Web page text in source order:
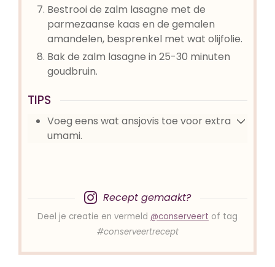
Bestrooi de zalm lasagne met de
parmezaanse kaas en de gemalen
amandelen, besprenkel met wat olijfolie.
Bak de zalm lasagne in 25-30 minuten
goudbruin.
TIPS
Voeg eens wat ansjovis toe voor extra
umami.
Recept gemaakt?
Deel je creatie en vermeld @conserveert of tag
#conserveertrecept